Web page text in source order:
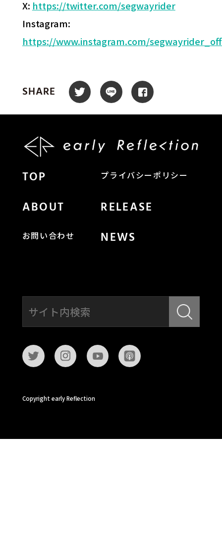
X: https://twitter.com/segwayrider
Instagram:
https://www.instagram.com/
SHARE
TOP プライバシーポリシー
ABOUT RELEASE
お問い合わせ NEWS
Copyright early Reflection